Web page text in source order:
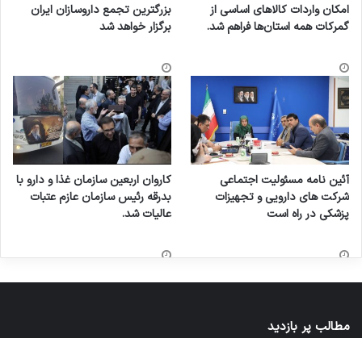
امکان واردات کالاهای اساسی از
گمرکات همه استان‌ها فراهم شد.
بزرگترین تجمع داروسازان ایران
برگزار خواهد شد
آئین نامه مسئولیت اجتماعی
شرکت های دارویی و تجهیزات
پزشکی در راه است
کاروان اربعین سازمان غذا و دارو با
بدرقه رئیس سازمان عازم عتبات
عالیات شد.
مطالب پر بازدید